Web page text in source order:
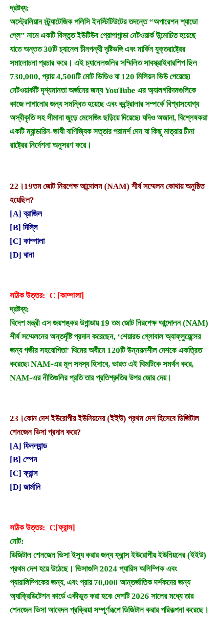
দ্রষ্টব্য:
অস্ট্রেলিয়ান স্ট্র্যাটেজিক পলিসি ইনস্টিটিউটের তদন্তে “অপারেশন শ্যাডো
প্লে” নামে একটি বিস্তৃত ইউটিউব প্রোপাগান্ডা নেটওয়ার্ক উন্মোচিত হয়েছে
যাতে অন্তত 30টি চ্যানেল চীনপন্থী দৃষ্টিভঙ্গি এবং মার্কিন যুক্তরাষ্ট্রের
সমালোচনা প্রচার করে। এই চ্যানেলগুলির সম্মিলিত সাবস্ক্রাইবারশিপ ছিল
730,000, প্রায় 4,500টি মোট ভিডিও যা 120 মিলিয়ন ভিউ পেয়েছে৷
নেটওয়ার্কটি দৃশ্যমানতা অর্জনের জন্য YouTube এর অ্যালগরিদমগুলিকে
কাজে লাগানোর জন্য সমন্বিত হয়েছে এবং কন্ট্রোলার সম্পর্কে বিশ্বাসযোগ্য
অস্বীকৃতি সহ সীমানা জুড়ে মেসেজিং ছড়িয়ে দিয়েছে৷ যদিও অজানা, বিশ্লেষকরা
একটি ম্যান্ডারিন-ভাষী বাণিজ্যিক সত্তার পরামর্শ দেন যা কিছু মাত্রায় চীনা
রাষ্ট্রের নির্দেশনা অনুসরণ করে।
22।19তম জোট নিরপেক্ষ আন্দোলন (NAM) শীর্ষ সম্মেলন কোথায় অনুষ্ঠিত
হয়েছিল?
[A] ব্রাজিল
[B] দিল্লি
[C] কাম্পালা
[D] ঘানা
সঠিক উত্তর: C [কাম্পালা]
দ্রষ্টব্য:
বিদেশ মন্ত্রী এস জয়শঙ্কর উগান্ডায় 19 তম জোট নিরপেক্ষ আন্দোলন (NAM)
শীর্ষ সম্মেলনের অন্তর্দৃষ্টি প্রদান করেছেন, ‘শেয়ারড গ্লোবাল অ্যাফ্লুয়েন্সের
জন্য গভীর সহযোগিতা’ থিমের অধীনে 120টি উন্নয়নশীল দেশকে একত্রিত
করেছে৷ NAM-এর মূল সদস্য হিসাবে, ভারত এই থিমটিকে সমর্থন করে,
NAM-এর নীতিগুলির প্রতি তার প্রতিশ্রুতির উপর জোর দেয়।
23।কোন দেশ ইউরোপীয় ইউনিয়নের (ইইউ) প্রথম দেশ হিসেবে ডিজিটাল
শেনজেন ভিসা প্রদান করে?
[A] ফিনল্যান্ড
[B] স্পেন
[C] ফ্রান্স
[D] জার্মানি
সঠিক উত্তর: C[ফ্রান্স]
নোট:
ডিজিটাল শেনজেন ভিসা ইস্যু করার জন্য ফ্রান্স ইউরোপীয় ইউনিয়নের (ইইউ)
প্রথম দেশ হয়ে উঠেছে। ভিসাগুলি 2024 প্যারিস অলিম্পিক এবং
প্যারালিম্পিকের জন্য, এবং প্রায় 70,000 আন্তর্জাতিক দর্শকদের জন্য
অ্যাক্রিডিটেশন কার্ডে একীভূত করা হবে৷ দেশটি 2026 সালের মধ্যে তার
শেনজেন ভিসা আবেদন প্রক্রিয়া সম্পূর্ণরূপে ডিজিটাল করার পরিকল্পনা করেছে।